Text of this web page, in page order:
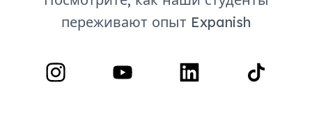
переживают опыт Expanish